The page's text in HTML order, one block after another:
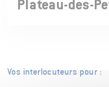
Plateau-des-
Vos interlocuteurs pour :